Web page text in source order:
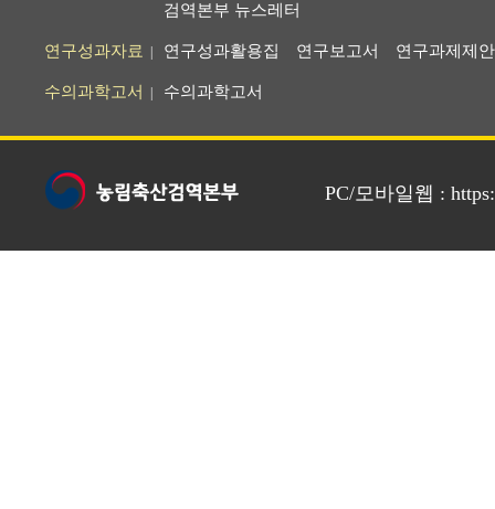
검역본부 뉴스레터
연구성과자료 연구성과활용집 연구보고서 연구과제제
수의과학고서 수의과학고서
PC/모바일웹 :